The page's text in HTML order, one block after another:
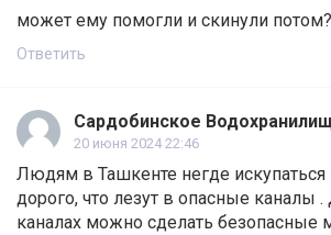
может ему помогли и скинули потом?
Ответить
Сардобинское
20 июня 2024 22:46
Людям в Ташкенте негде искупаться
дорого, что лезут в опасные каналы
каналах можно сделать безопасные